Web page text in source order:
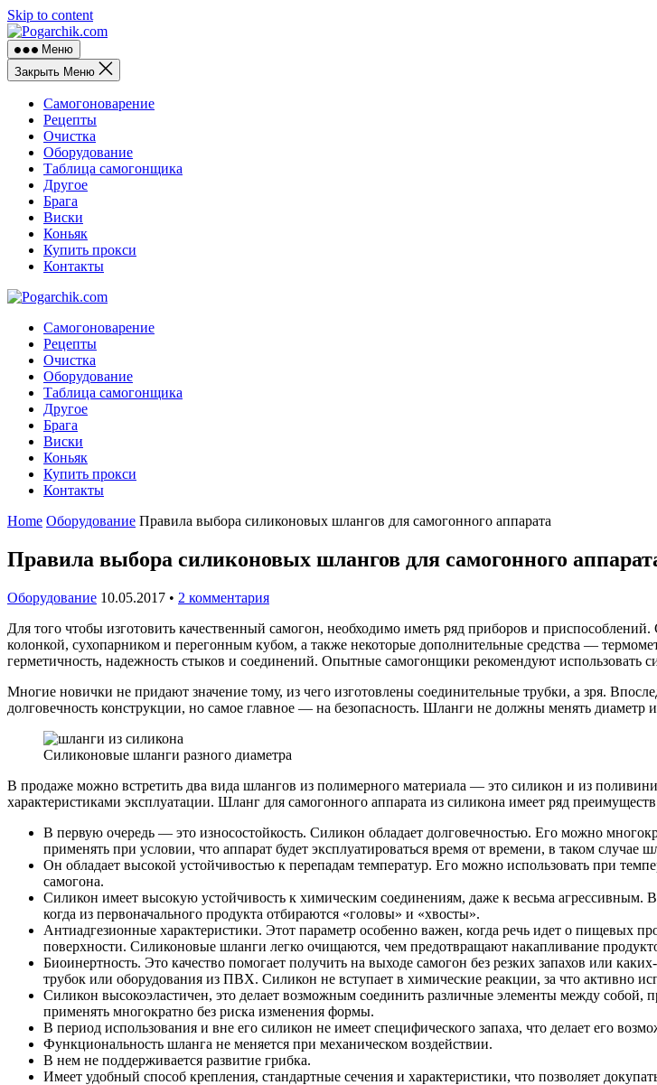
Skip to content
Меню
Закрыть Меню
Самогоноварение
Рецепты
Очистка
Оборудование
Таблица самогонщика
Другое
Брага
Виски
Коньяк
Купить прокси
Контакты
Самогоноварение
Рецепты
Очистка
Оборудование
Таблица самогонщика
Другое
Брага
Виски
Коньяк
Купить прокси
Контакты
Home Оборудование Правила выбора силиконовых шлангов для самогонного аппарата
Правила выбора силиконовых шлангов для самогонного
Оборудование 10.05.2017 • 2 комментария
Для того чтобы изготовить качественный самогон, необходимо иметь ряд приборов и
колонкой, сухопарником и перегонным кубом, а также некоторые дополнительные средства —
герметичность, надежность стыков и соединений. Опытные самогонщики рекомендуют использовать
Многие новички не придают значение тому, из чего изготовлены соединительные трубки, а зря.
долговечность конструкции, но самое главное — на безопасность. Шланги не должны менять диаметр
Силиконовые шланги разного диаметра
В продаже можно встретить два вида шлангов из полимерного материала — это силикон и из
характеристиками эксплуатации. Шланг для самогонного аппарата из силикона имеет ряд
В первую очередь — это износостойкость. Силикон обладает долговечностью. Его можно
применять при условии, что аппарат будет эксплуатироваться время от времени, в таком
Он обладает высокой устойчивостью к перепадам температур. Его можно использовать при
самогона.
Силикон имеет высокую устойчивость к химическим соединениям, даже к весьма агрессивным.
когда из первоначального продукта отбираются «головы» и «хвосты».
Антиадгезионные характеристики. Этот параметр особенно важен, когда речь идет о пищевых
поверхности. Силиконовые шланги легко очищаются, чем предотвращают накапливание
Биоинертность. Это качество помогает получить на выходе самогон без резких запахов или
трубок или оборудования из ПВХ. Силикон не вступает в химические реакции, за что активно
Силикон высокоэластичен, это делает возможным соединить различные элементы между собой,
применять многократно без риска изменения формы.
В период использования и вне его силикон не имеет специфического запаха, что делает его
Функциональность шланга не меняется при механическом воздействии.
В нем не поддерживается развитие грибка.
Имеет удобный способ крепления, стандартные сечения и характеристики, что позволяет